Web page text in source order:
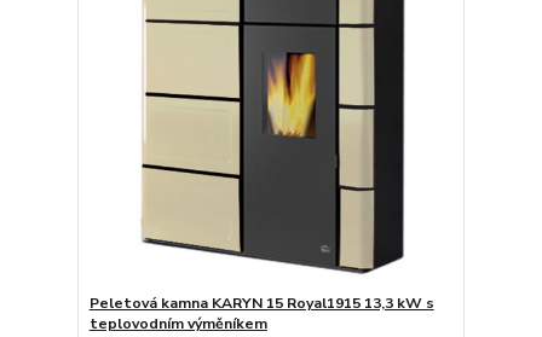
Peletová kamna KARYN 15 Royal1915 13,3 kW s
teplovodním výměníkem